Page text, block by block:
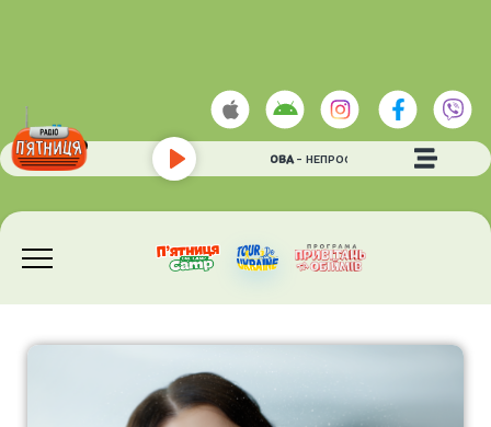
Play
АНАСТАСІЯ ПІСКАРЬОВА- НЕПРОСТА